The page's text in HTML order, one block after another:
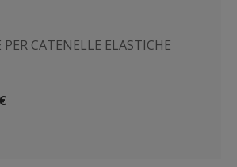
CATENELLE ELASTICHE